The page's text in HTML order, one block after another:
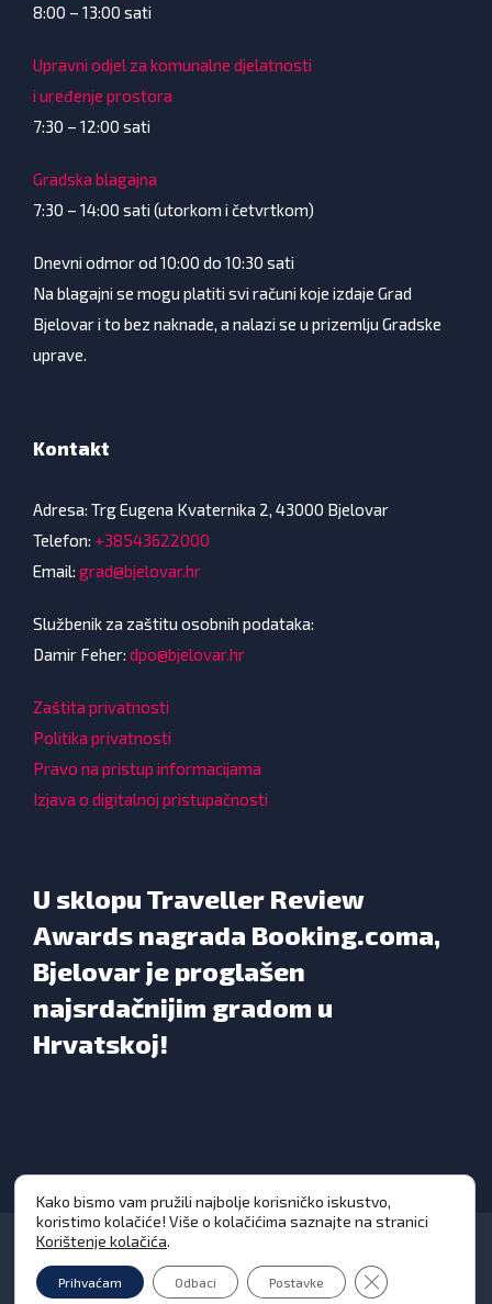
8:00 – 13:00 sati
Upravni odjel za komunalne djelatnosti
i uređenje prostora
7:30 – 12:00 sati
Gradska blagajna
7:30 – 14:00 sati (utorkom i četvrtkom)
Dnevni odmor od 10:00 do 10:30 sati
Na blagajni se mogu platiti svi računi koje izdaje Grad
Bjelovar i to bez naknade, a nalazi se u prizemlju Gradske
uprave.
Kontakt
Adresa: Trg Eugena Kvaternika 2, 43000 Bjelovar
Telefon: +38543622000
Email: grad@bjelovar.hr
Službenik za zaštitu osobnih podataka:
Damir Feher: dpo@bjelovar.hr
Zaštita privatnosti
Politika privatnosti
Pravo na pristup informacijama
Izjava o digitalnoj pristupačnosti
U sklopu Traveller Review
Awards nagrada Booking.coma,
Bjelovar je proglašen
najsrdačnijim gradom u
Hrvatskoj!
Grad Bjelovar © Sva prava pridržana 2026. | WEB
Kako bismo vam pružili najbolje korisničko iskustvo,
koristimo kolačiće! Više o kolačićima saznajte na stranici
Korištenje kolačića.
Prihvaćam Odbaci Postavke Close GDPR